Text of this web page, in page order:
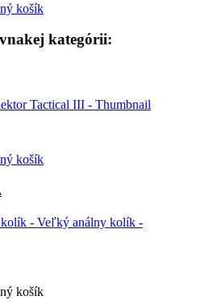
košík
kategórii:
košík
košík